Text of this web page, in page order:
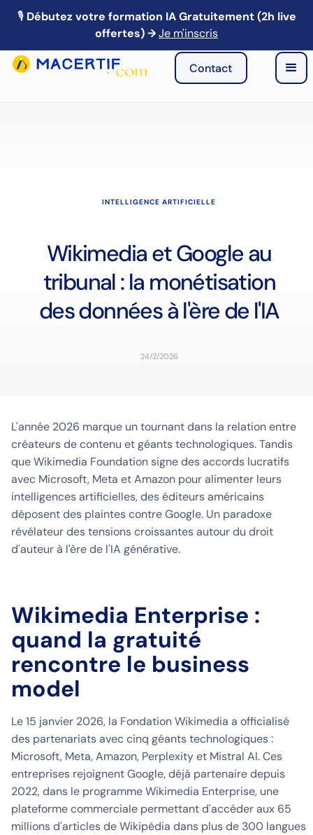
🎙️ Webinaire IA : Mardi 21 avril à 13h → Je m'inscris
Contact
INTELLIGENCE ARTIFICIELLE
Wikimedia et Google au
tribunal : la monétisation
des données à l'ère de l'IA
24/2/2026
L'année 2026 marque un tournant dans la relation entre
créateurs de contenu et géants technologiques. Tandis
que Wikimedia Foundation signe des accords lucratifs
avec Microsoft, Meta et Amazon pour alimenter leurs
intelligences artificielles, des éditeurs américains
déposent des plaintes contre Google. Un paradoxe
révélateur des tensions croissantes autour du droit
d'auteur à l'ère de l'IA générative.
Wikimedia Enterprise :
quand la gratuité
rencontre le business
model
Le 15 janvier 2026, la Fondation Wikimedia a officialisé
des partenariats avec cinq géants technologiques :
Microsoft, Meta, Amazon, Perplexity et Mistral AI. Ces
entreprises rejoignent Google, déjà partenaire depuis
2022, dans le programme Wikimedia Enterprise, une
plateforme commerciale permettant d'accéder aux 65
millions d'articles de Wikipédia dans plus de 300 langues
🎙️ Débutez votre formation IA Gratuitement (2h live
offertes) →Je m'inscris